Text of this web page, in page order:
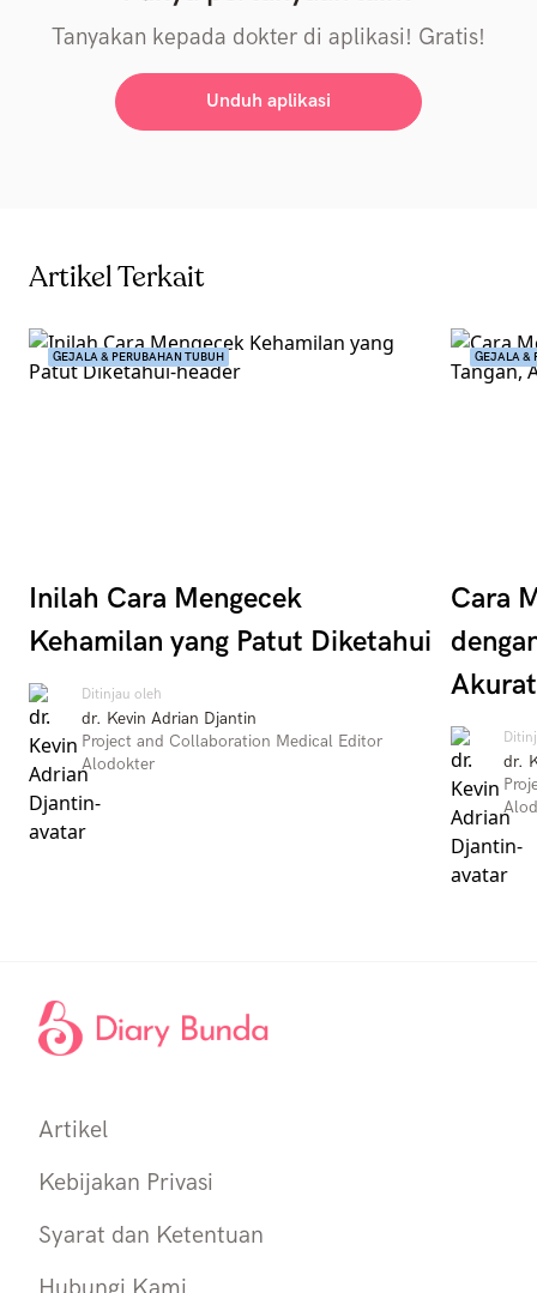
Tanyakan kepada dokter di aplikasi! Gratis!
Unduh aplikasi
Artikel Terkait
GEJALA & PERUBAHAN TUBUH
Inilah Cara Mengecek
Kehamilan yang Patut Diketahui
Ditinjau oleh
dr. Kevin Adrian Djantin
Project and Collaboration Medical Editor
Alodokter
GEJALA &
Cara
dr.
Artikel
Kebijakan Privasi
Syarat dan Ketentuan